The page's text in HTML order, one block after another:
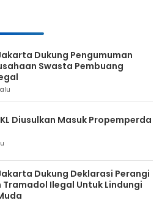
Dukung Pengumuman
Swasta Pembuang
Diusulkan Masuk Propemperda
Dukung Deklarasi Perangi
Tramadol Ilegal Untuk Lindungi